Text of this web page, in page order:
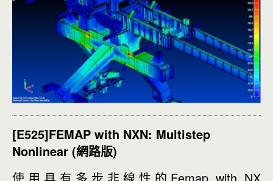
[E525]FEMAP with NXN: Multistep
Nonlinear (網路版)